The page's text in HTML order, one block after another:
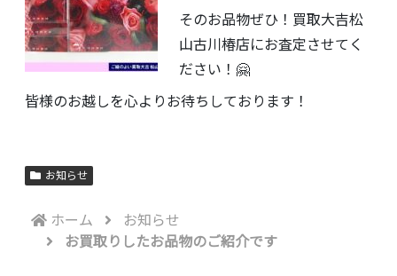
そのお品物ぜひ！買取大吉松
山古川椿店にお査定させてく
ださい！🤗
皆様のお越しを心よりお待ちしております！
お知らせ
ホーム
お知らせ
お買取りしたお品物のご紹介です